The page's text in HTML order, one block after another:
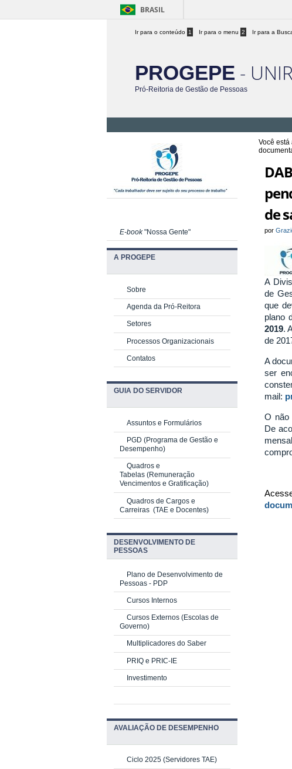
BRASIL
Ir para o conteúdo 1 Ir para o menu 2 Ir para a
PROGEPE -
Pró-Reitoria de Gestão de Pessoas
Você está
de
por
A
de
que
plano
2019.
de
A
ser
mail:
O não
De
E-book"Nossa Gente"
A PROGEPE
Sobre
Agenda da Pró-Reitora
Setores
Processos Organizacionais
Contatos
GUIA DO SERVIDOR
Assuntos e Formulários
PGD (Programa de Gestão e
Desempenho)
Quadros e
Tabelas (Remuneração
Vencimentos e Gratificação)
Quadros de Cargos e
Carreiras (TAE e Docentes)
DESENVOLVIMENTO DE
PESSOAS
Plano de Desenvolvimento de
Pessoas - PDP
Cursos Internos
Cursos Externos (Escolas de
Governo)
Multiplicadores do Saber
PRIQ e PRIC-IE
Investimento
AVALIAÇÃO DE DESEMPENHO
Ciclo 2025 (Servidores TAE)